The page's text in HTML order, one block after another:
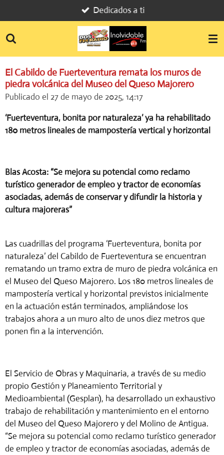
al
contenido
Dedicados a ti
El Cabildo de Fuerteventura remata los muros de
piedra volcánica del Museo del Queso Majorero
Publicado el 27 de mayo de 2025, 14:17
‘Fuerteventura, bonita por naturaleza’ ya ha rehabilitado
180 metros lineales de mampostería vertical y horizontal
Blas Acosta: “Se mejora su potencial como reclamo
turístico generador de empleo y tractor de economías
asociadas, además de conservar y difundir la historia y
cultura majoreras”
Las cuadrillas del programa ‘Fuerteventura, bonita por
naturaleza’ del Cabildo de Fuerteventura se encuentran
rematando un tramo extra de muro de piedra volcánica en
el Museo del Queso Majorero. Los 180 metros lineales de
mampostería vertical y horizontal previstos inicialmente
en la actuación están terminados, ampliándose los
trabajos ahora a un muro alto de unos diez metros que
ponen fin a la intervención.
El Servicio de Obras y Maquinaria, a través de su medio
propio Gestión y Planeamiento Territorial y
Medioambiental (Gesplan), ha desarrollado un exhaustivo
trabajo de rehabilitación y mantenimiento en el entorno
del Museo del Queso Majorero y del Molino de Antigua.
“Se mejora su potencial como reclamo turístico generador
de empleo y tractor de economías asociadas, además de